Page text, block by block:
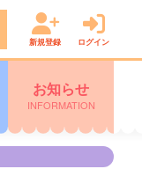
クロージング
新規登録 ログイン
お知らせ
INFORMATION